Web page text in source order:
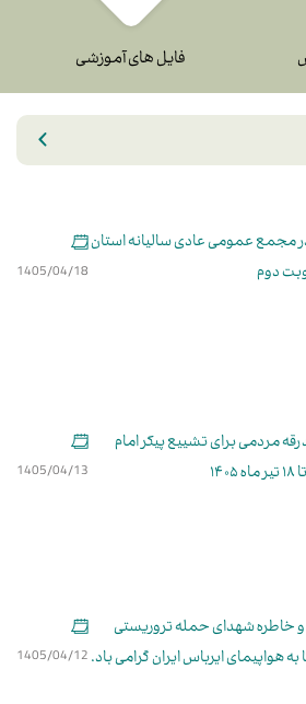
فایل های آموزشی
مجمع عمومی عادی سالیانه استان
دوم
1405/04/18
مردمی برای تشییع پیکر امام
1405/04/13
و خاطره شهدای حمله تروریستی
هواپیمای ایرباس ایران گرامی باد. 1405/04/12